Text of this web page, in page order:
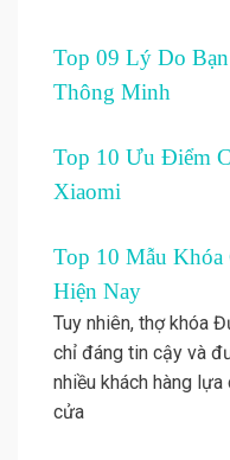
Top 09 Lý Do
Thông Minh
Top 10 Ưu Điểm
Xiaomi
Top 10 Mẫu
Hiện Nay
Tuy nhiên, thợ khóa
chỉ đáng tin cậy và
nhiều khách hàng
cửa